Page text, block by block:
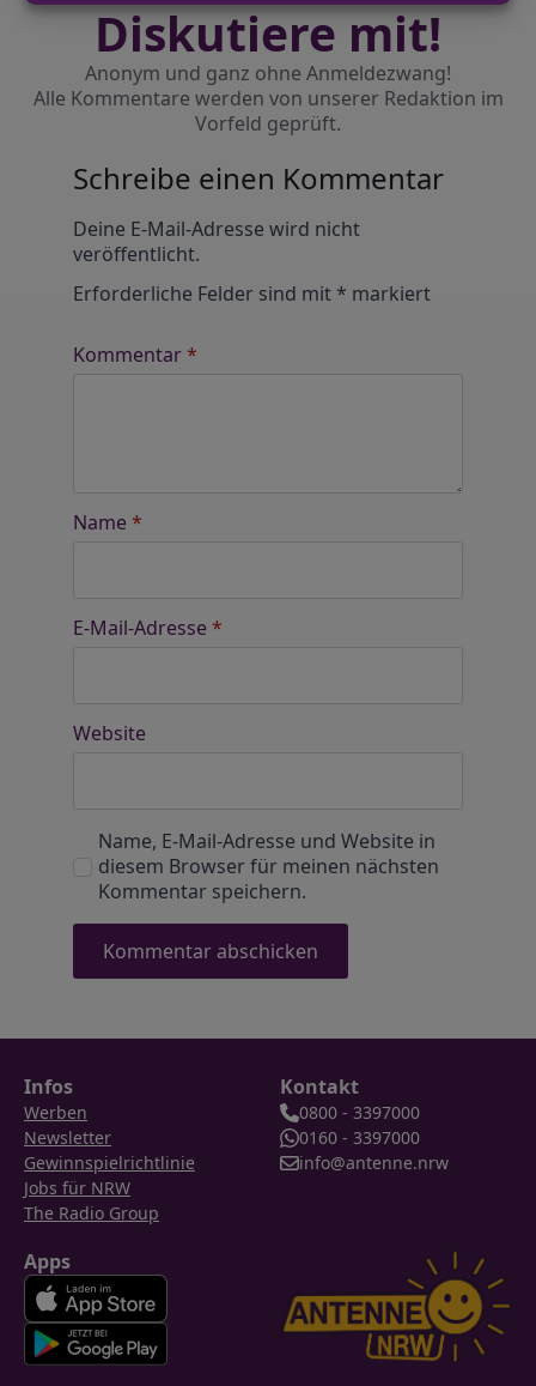
Diskutiere mit!
Anonym und ganz ohne Anmeldezwang!
Alle Kommentare werden von unserer Redaktion im
Vorfeld geprüft.
Schreibe einen Kommentar
Deine E-Mail-Adresse wird nicht
veröffentlicht.
Erforderliche Felder sind mit * markiert
Kommentar*
Name *
E-Mail-Adresse *
Website
Name, E-Mail-Adresse und Website in
diesem Browser für meinen nächsten
Kommentar speichern.
Infos
Werben
Newsletter
Gewinnspielrichtlinie
Jobs für NRW
The Radio Group
Kontakt
0800 - 3397000
0160 - 3397000
info@antenne.nrw
Apps